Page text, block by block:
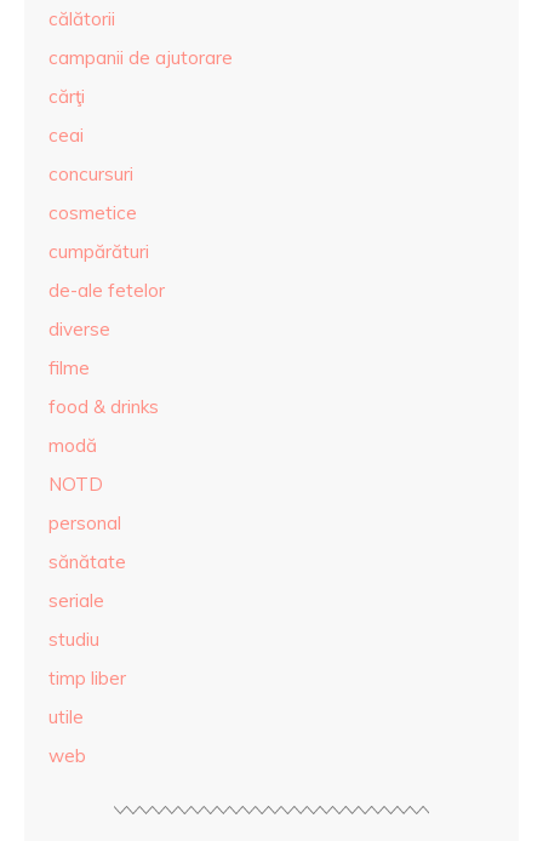
călătorii
campanii de ajutorare
cărţi
ceai
concursuri
cosmetice
cumpărături
de-ale fetelor
diverse
filme
food & drinks
modă
NOTD
personal
sănătate
seriale
studiu
timp liber
utile
web